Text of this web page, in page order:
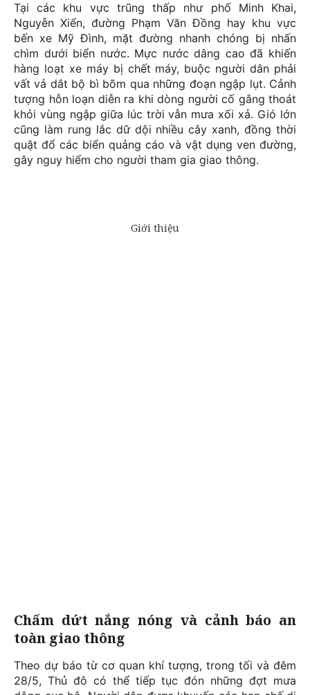
Tại các khu vực trũng thấp như phố Minh Khai,
Nguyễn Xiển, đường Phạm Văn Đồng hay khu vực
bến xe Mỹ Đình, mặt đường nhanh chóng bị nhấn
chìm dưới biển nước. Mực nước dâng cao đã khiến
hàng loạt xe máy bị chết máy, buộc người dân phải
vất vả dắt bộ bì bõm qua những đoạn ngập lụt. Cảnh
tượng hỗn loạn diễn ra khi dòng người cố gắng thoát
khỏi vùng ngập giữa lúc trời vẫn mưa xối xả. Gió lớn
cũng làm rung lắc dữ dội nhiều cây xanh, đồng thời
quật đổ các biển quảng cáo và vật dụng ven đường,
gây nguy hiểm cho người tham gia giao thông.
Chấm dứt nắng nóng và cảnh báo an
toàn giao thông
Theo dự báo từ cơ quan khí tượng, trong tối và đêm
28/5, Thủ đô có thể tiếp tục đón những đợt mưa